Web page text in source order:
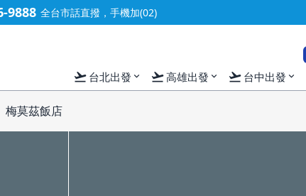
9888 全台市話直撥，手機加(02)
flight_takeoff 台北出發 expand_more flight_takeoff高雄出發 expand_more flight_takeoff 台中出發 expand_more
梅莫茲飯店